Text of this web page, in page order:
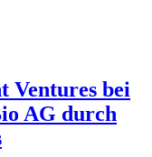
Ventures bei
AG durch